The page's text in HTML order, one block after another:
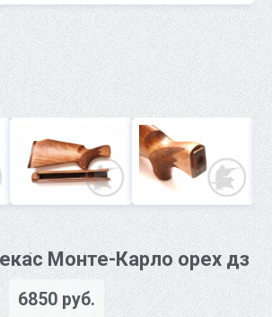
Монте-Карло орех дз
6850 руб.